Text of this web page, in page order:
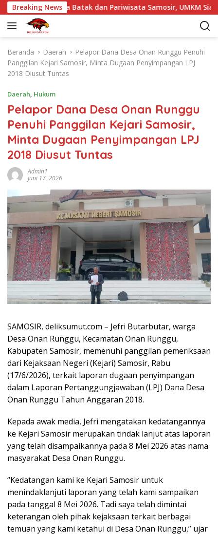
a
Breaking News
Budaya Batak dan Pariwisata Samosir, UMKM Siap Tembus
Beranda Daerah
Pelapor Dana Desa Onan Runggu Penuhi
Panggilan Kejari Samosir, Minta Dugaan Penyimpangan LPJ
2018 Diusut Tuntas
Daerah, Hukum
Pelapor Dana Desa Onan Runggu
Penuhi Panggilan Kejari Samosir,
Minta Dugaan Penyimpangan LPJ
2018 Diusut Tuntas
Admin1
Juni 17, 2026
SAMOSIR, deliksumut.com – Jefri Butarbutar, warga
Desa Onan Runggu, Kecamatan Onan Runggu,
Kabupaten Samosir, memenuhi panggilan pemeriksaan
dari Kejaksaan Negeri (Kejari) Samosir, Rabu
(17/6/2026), terkait laporan dugaan penyimpangan
dalam Laporan Pertanggungjawaban (LPJ) Dana Desa
Onan Runggu Tahun Anggaran 2018.
Kepada awak media, Jefri mengatakan kedatangannya
ke Kejari Samosir merupakan tindak lanjut atas laporan
yang telah disampaikannya pada 8 Mei 2026 atas nama
masyarakat Desa Onan Runggu.
“Kedatangan kami ke Kejari Samosir untuk
menindaklanjuti laporan yang telah kami sampaikan
pada tanggal 8 Mei 2026. Tadi saya telah dimintai
keterangan oleh pihak kejaksaan terkait berbagai
temuan yang kami ketahui di Desa Onan Runggu,” ujar